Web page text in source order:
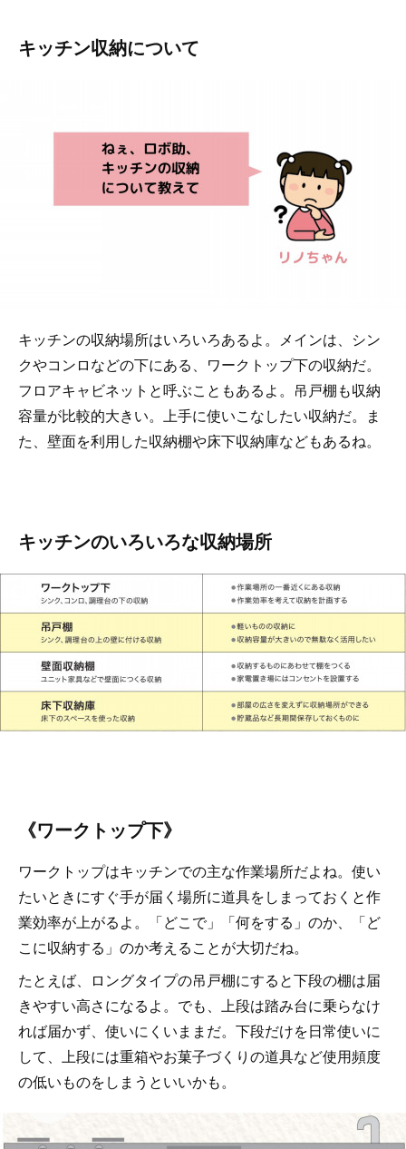
キッチン収納について
キッチンの収納場所はいろいろあるよ。メインは、シン
クやコンロなどの下にある、ワークトップ下の収納だ。
フロアキャビネットと呼ぶこともあるよ。吊戸棚も収納
容量が比較的大きい。上手に使いこなしたい収納だ。ま
た、壁面を利用した収納棚や床下収納庫などもあるね。
キッチンのいろいろな収納場所
《ワークトップ下》
ワークトップはキッチンでの主な作業場所だよね。使い
たいときにすぐ手が届く場所に道具をしまっておくと作
業効率が上がるよ。「どこで」「何をする」のか、「ど
こに収納する」のか考えることが大切だね。
たとえば、ロングタイプの吊戸棚にすると下段の棚は届
きやすい高さになるよ。でも、上段は踏み台に乗らなけ
れば届かず、使いにくいままだ。下段だけを日常使いに
して、上段には重箱やお菓子づくりの道具など使用頻度
の低いものをしまうといいかも。